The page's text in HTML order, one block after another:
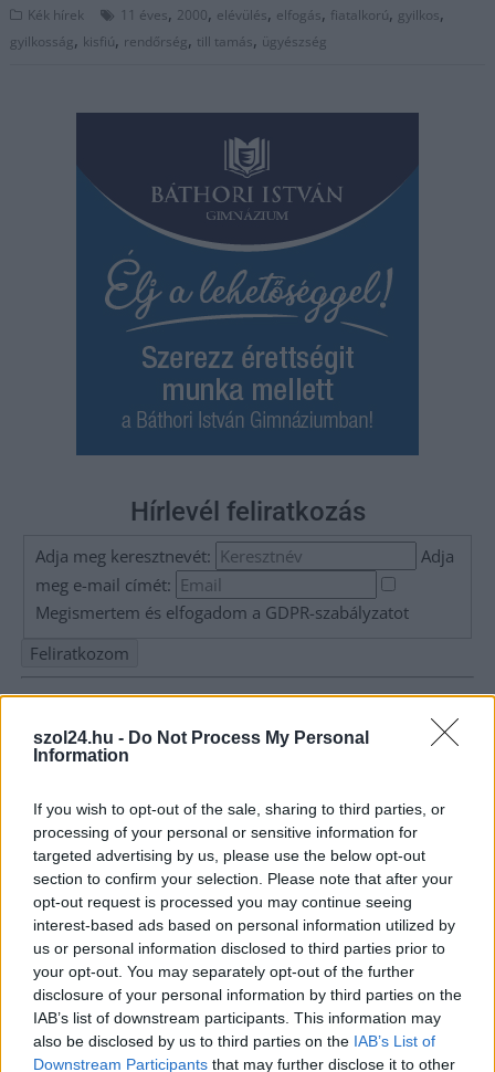
szol24.hu - Do Not Process My Personal
Information
If you wish to opt-out of the sale, sharing to third parties, or
processing of your personal or sensitive information for
targeted advertising by us, please use the below opt-out
section to confirm your selection. Please note that after your
opt-out request is processed you may continue seeing
interest-based ads based on personal information utilized by
us or personal information disclosed to third parties prior to
your opt-out. You may separately opt-out of the further
disclosure of your personal information by third parties on the
IAB’s list of downstream participants. This information may
also be disclosed by us to third parties on the IAB’s List of
Downstream Participants that may further disclose it to other
Kék hírek 11 éves, 2000, elévülés, elfogás, fiatalkorú, gyilkos,
gyilkosság, kisfiú, rendőrség, till tamás, ügyészség
Hírlevél feliratkozás
Adja meg keresztnevét:
Adja
meg e-mail címét:
Megismertem és elfogadom a GDPR-szabályzatot
Nem szeretne lemaradni semmiről? Csak egy kattintás, és hírlevelünk a
legfrissebb információkkal és exkluzív tartalmakkal hétről hétre
postaládájába érkezik!
A SZOL24 legfrissebb 24 cikke
A Tisza kormány minisztere újabb nagy változásokról döntött
a közoktatásban – például az iskolaigazgatók visszakapják
munkáltatói jogaikat
Sok volt az igazolatlan hiányzás, Pócs János fizetéslevonást
kapott, más fideszesek még kevesebbet vittek haza
A Szolnok megyei gazdák nagyon nem akarták a JÉGER